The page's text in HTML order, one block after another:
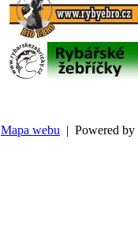
Mapa webu | Powered by